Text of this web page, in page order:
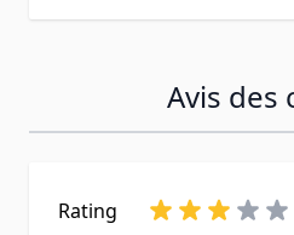
Avis des
Rating